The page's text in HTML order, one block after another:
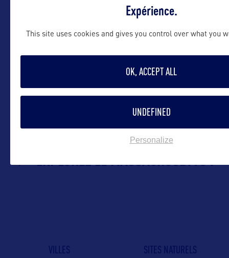
Jouxtant la ville de Boston (seule la rivière Charles
VILLES SITES NATURELS
Expérience.
This site uses cookies and gives you control over what you
OK, ACCEPT ALL
UNDEFINED
Personalize